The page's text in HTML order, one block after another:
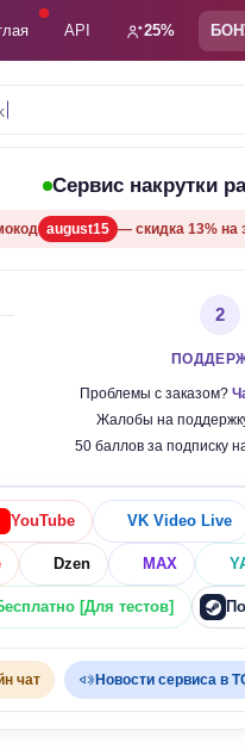
API 25%
Сервис накрутки
august15 — скидка 13% на
2
Проблемы с заказом?
Жалобы на
50 баллов за подписку
YouTube VK Video Live
Dzen MAX
[Для тестов]
чат Новости сервиса в